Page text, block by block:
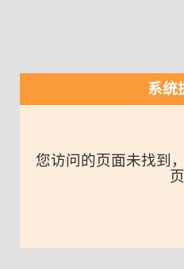
系统
您访问的页面未找到
页